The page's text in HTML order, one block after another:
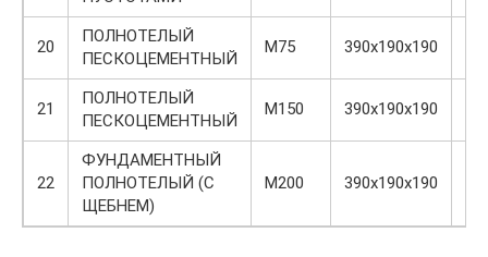
20
ПОЛНОТЕЛЫЙ
ПЕСКОЦЕМЕНТНЫЙ
М75 390х190х190
21
ПОЛНОТЕЛЫЙ
ПЕСКОЦЕМЕНТНЫЙ
М150 390х190х190
22
ФУНДАМЕНТНЫЙ
ПОЛНОТЕЛЫЙ (С
ЩЕБНЕМ)
М200 390х190х190